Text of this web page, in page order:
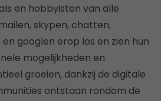
en hobbyisten van alle
skypen, chatten,
googlen erop los en zien hun
mogelijkheden en
groeien, dankzij de digitale
ontstaan rondom de